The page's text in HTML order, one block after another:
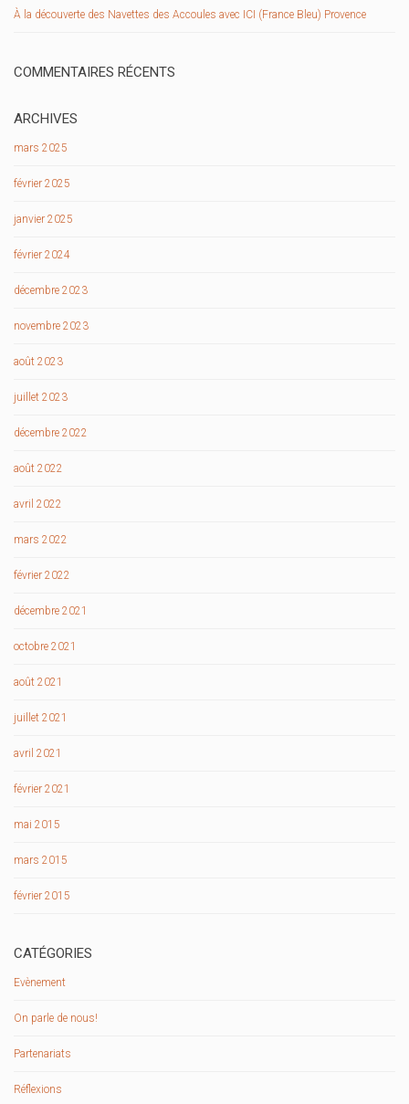
À la découverte des Navettes des Accoules avec ICI (France Bleu) Provence
COMMENTAIRES RÉCENTS
ARCHIVES
mars 2025
février 2025
janvier 2025
février 2024
décembre 2023
novembre 2023
août 2023
juillet 2023
décembre 2022
août 2022
avril 2022
mars 2022
février 2022
décembre 2021
octobre 2021
août 2021
juillet 2021
avril 2021
février 2021
mai 2015
mars 2015
février 2015
CATÉGORIES
Evènement
On parle de nous!
Partenariats
Réflexions